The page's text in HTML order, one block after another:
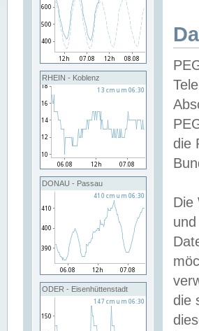
RHEIN - Koblenz
DONAU - Passau
ODER - Eisenhüttenstadt
die
Die
die